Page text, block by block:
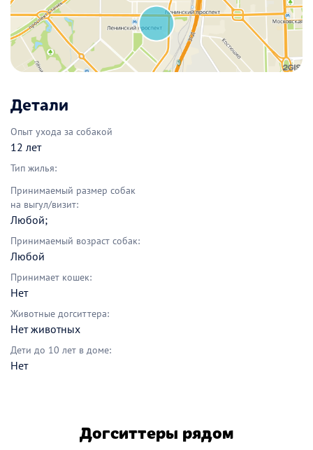
Детали
Опыт ухода за собакой
12 лет
Тип жилья:
Принимаемый размер собак
на выгул/визит:
Любой;
Принимаемый возраст собак:
Любой
Принимает кошек:
Нет
Животные догситтера:
Нет животных
Дети до 10 лет в доме:
Нет
Догситтеры рядом